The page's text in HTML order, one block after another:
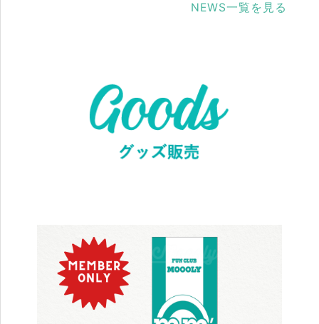
NEWS一覧を見る